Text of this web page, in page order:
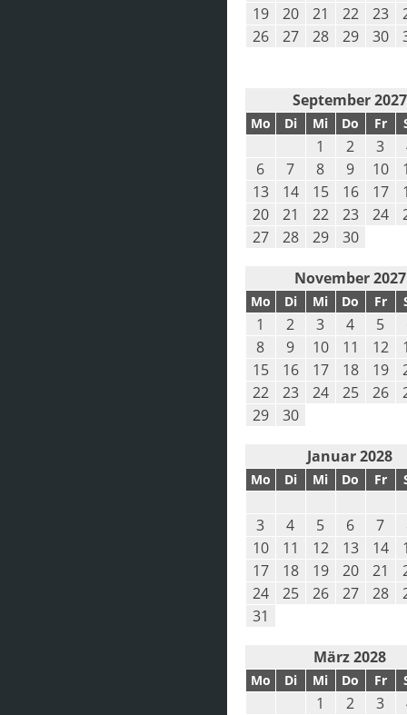
19
20 21 22 23
26
27 28 29 30
September 2027
Mo Di Mi Do Fr
1 2 3
6
7 8 9 10
13
14 15 16 17
20
21 22 23 24
27
28 29 30
November 2027
Mo Di Mi Do Fr
1 2 3 4 5
8
9 10 11 12
15
16 17 18 19
22
23 24 25 26
29
30
Januar 2028
Mo Di Mi Do Fr
3
4 5 6 7
10
11 12 13 14
17
18 19 20 21
24
25 26 27 28
31
März 2028
Mo Di Mi Do Fr
1 2 3